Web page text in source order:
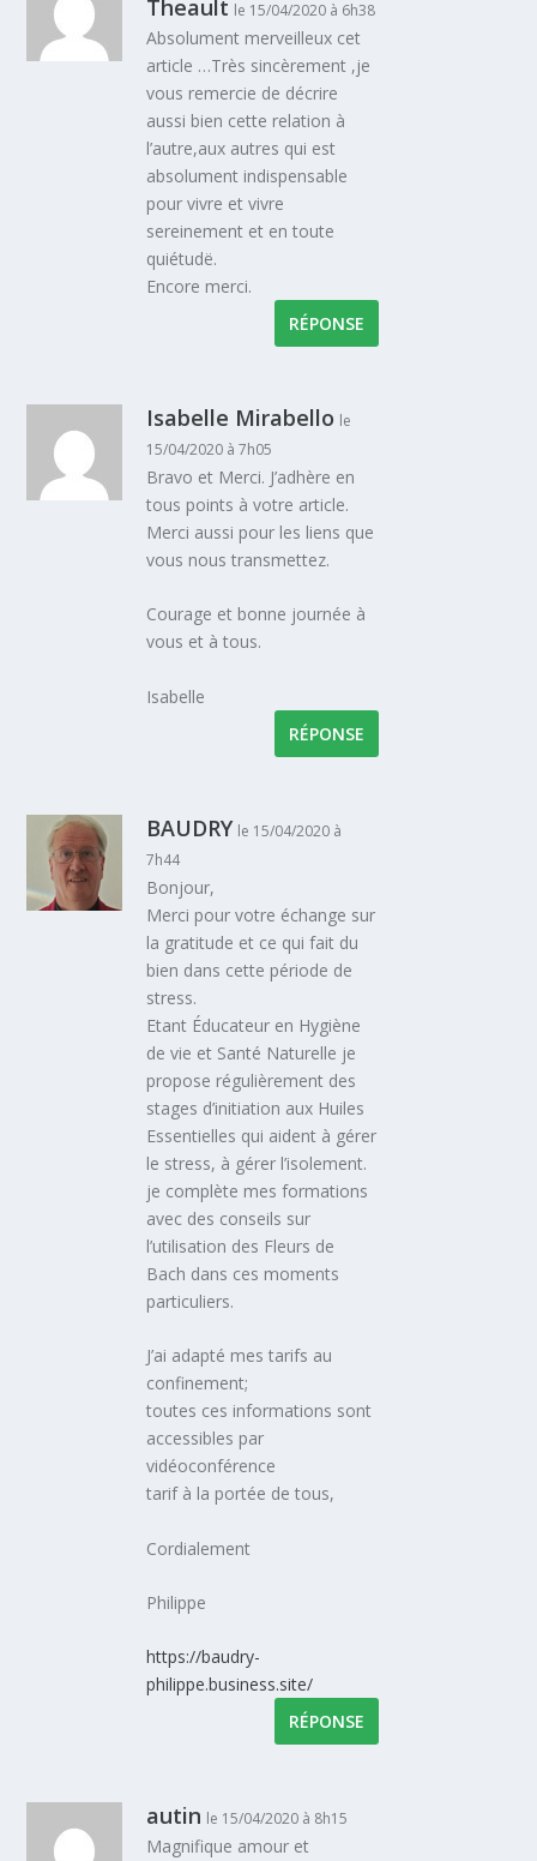
Theault le 15/04/2020 à 6h38
Absolument merveilleux cet
article …Très sincèrement ,je
vous remercie de décrire
aussi bien cette relation à
l’autre,aux autres qui est
absolument indispensable
pour vivre et vivre
sereinement et en toute
quiétudë.
Encore merci.
RÉPONSE
Isabelle Mirabello le
15/04/2020 à 7h05
Bravo et Merci. J’adhère en
tous points à votre article.
Merci aussi pour les liens que
vous nous transmettez.
Courage et bonne journée à
vous et à tous.
Isabelle
RÉPONSE
BAUDRY le 15/04/2020 à
7h44
Bonjour,
Merci pour votre échange sur
la gratitude et ce qui fait du
bien dans cette période de
stress.
Etant Éducateur en Hygiène
de vie et Santé Naturelle je
propose régulièrement des
stages d’initiation aux Huiles
Essentielles qui aident à gérer
le stress, à gérer l’isolement.
je complète mes formations
avec des conseils sur
l’utilisation des Fleurs de
Bach dans ces moments
particuliers.
J’ai adapté mes tarifs au
confinement;
toutes ces informations sont
accessibles par
vidéoconférence
tarif à la portée de tous,
Cordialement
Philippe
https://baudry-
philippe.business.site/
RÉPONSE
autin le 15/04/2020 à 8h15
Magnifique amour et